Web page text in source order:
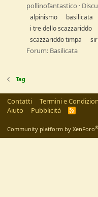
pollinofantastico
alpinismo
basilicata
i tre dello scazzariddo
scazzariddo timpa
Forum: Basilicata
Tag
Contatti Termini e
Aiuto
Pubblicità
R
Community platform by XenForo®